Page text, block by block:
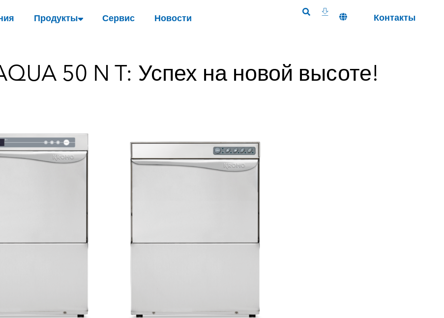
Продукты Сервис Новости Контакты
50 N T: Успех на новой высоте!